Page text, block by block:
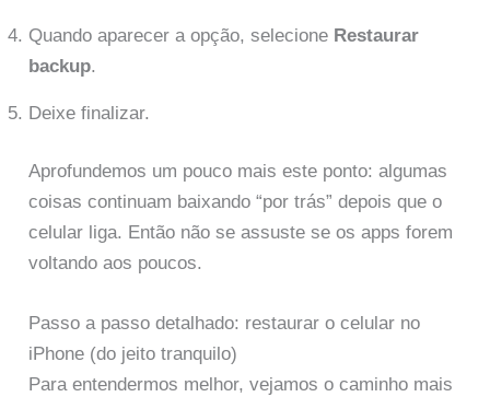
Quando aparecer a opção, selecione Restaurar
backup.
Deixe finalizar.
Aprofundemos um pouco mais este ponto: algumas
coisas continuam baixando “por trás” depois que o
celular liga. Então não se assuste se os apps forem
voltando aos poucos.
Passo a passo detalhado: restaurar o celular no
iPhone (do jeito tranquilo)
Para entendermos melhor, vejamos o caminho mais